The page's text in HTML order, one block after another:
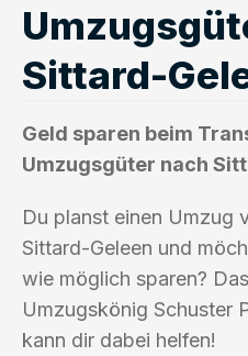
Sittard-
Geld sparen beim
Umzugsgüter nach
Du planst einen Umzug
Sittard-Geleen und
wie möglich sparen? Das
Umzugskönig Schuster
kann dir dabei helfen!